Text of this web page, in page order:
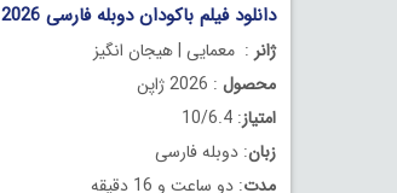
دانلود فیلم باکودان دوبله فارسی Bakudan 2026
ژانر : معمایی | هیجان انگیز
محصول : 2026 ژاپن
امتیاز: 10/6.4
زبان: دوبله فارسی
مدت: دو ساعت و 16 دقیقه